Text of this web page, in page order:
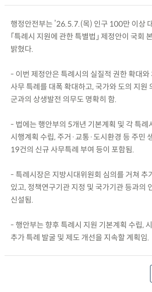
행정안전부는 ’26.5.7.(목) 인구 100만 이상
「특례시 지원에 관한 특별법」 제정안이 국회
밝혔다.
- 이번 제정안은 특례시의 실질적 권한 확대와
사무 특례를 대폭 확대하고, 국가와 도의 지원
군과의 상생발전 의무도 명확히 함.
- 법에는 행안부의 5개년 기본계획 및 각 특례
시행계획 수립, 주거·교통·도시환경 등 주민
19건의 신규 사무특례 부여 등이 포함됨.
- 특례시장은 지방시대위원회 심의를 거쳐 추
있고, 정책연구기관 지정 및 국가기관 등과의
신설됨.
- 행안부는 향후 특례시 지원 기본계획 수립,
추가 특례 발굴 및 제도 개선을 지속할 계획임.